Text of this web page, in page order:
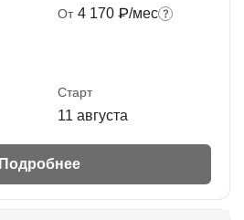
От 4 170 ₽/мес
Старт
11 августа
Подробнее